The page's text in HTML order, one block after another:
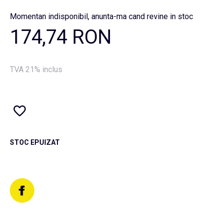
Momentan indisponibil, anunta-ma cand revine in stoc
174,74 RON
TVA 21% inclus
STOC EPUIZAT